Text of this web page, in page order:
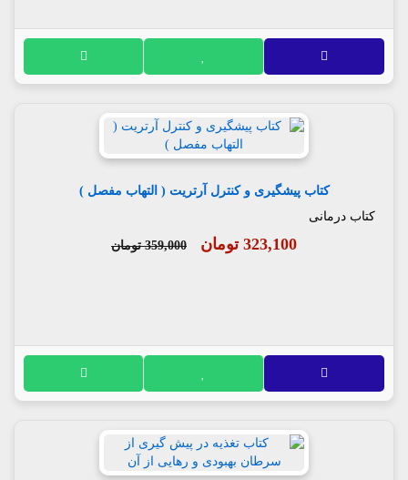
کتاب پیشگیری و کنترل آرتریت ( التهاب مفصل )
کتاب درمانی
323,100 تومان 359,000 تومان